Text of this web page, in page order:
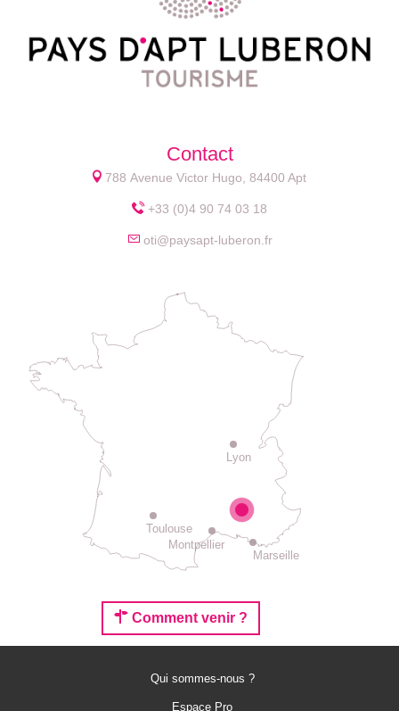
Contact
788 Avenue Victor Hugo, 84400 Apt
+33 (0)4 90 74 03 18
oti@paysapt-luberon.fr
Lyon
Montpellier
Toulouse
Marseille
Comment venir ?
Qui sommes-nous ?
Espace Pro